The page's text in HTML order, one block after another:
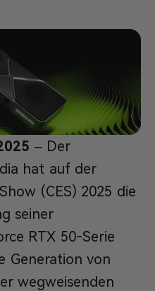
– Der
hat auf der
(CES) 2025 die
seiner
RTX 50-Serie
Generation von
wegweisenden